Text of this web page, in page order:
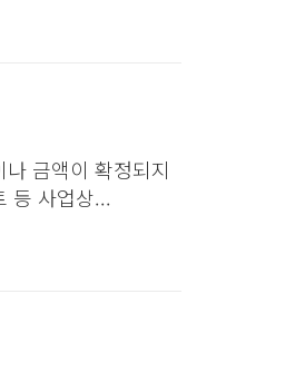
금액이 확정되지
등 사업상...